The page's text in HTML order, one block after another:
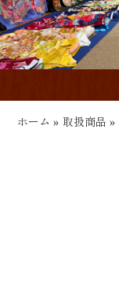
ホーム »取扱商品 »